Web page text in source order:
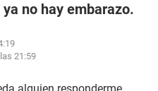
no hay embarazo.
21:59